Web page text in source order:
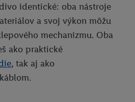
identické: oba nástroje
a svoj výkon môžu
mechanizmu. Oba
ako praktické
, tak aj ako